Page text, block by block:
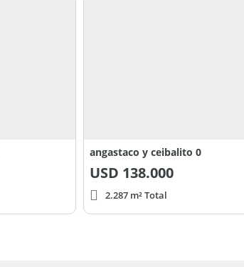
angastaco y ceibalito 0
USD 138.000
2.287 m² Total